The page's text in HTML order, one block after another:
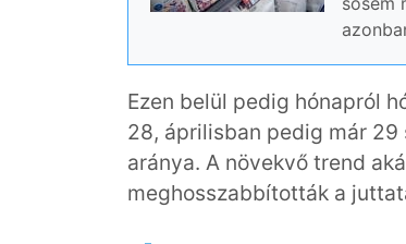
Ezen belül pedig hónapról
28, áprilisban pedig már
aránya. A növekvő trend
meghosszabbították a